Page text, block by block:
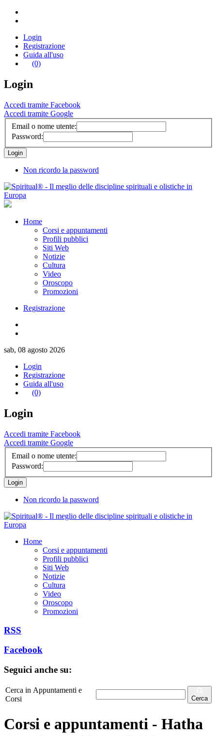
Login
Registrazione
Guida all'uso
(0)
Login
Accedi tramite Facebook
Accedi tramite Google
Email o nome utente:
Password:
Non ricordo la password
Home
Corsi e appuntamenti
Profili pubblici
Siti Web
Notizie
Cultura
Video
Oroscopo
Promozioni
Registrazione
sab, 08 agosto 2026
Login
Registrazione
Guida all'uso
(0)
Login
Accedi tramite Facebook
Accedi tramite Google
Email o nome utente:
Password:
Non ricordo la password
Home
Corsi e appuntamenti
Profili pubblici
Siti Web
Notizie
Cultura
Video
Oroscopo
Promozioni
RSS
Facebook
Seguici anche su:
Cerca in Appuntamenti e
Corsi
Cerca
Corsi e appuntamenti - Hatha